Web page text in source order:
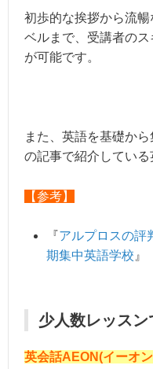
初歩的な挨拶から流
ベルまで、受講者の
が可能です。
また、英語を基礎か
の記事で紹介している
【参考】
『 アルプロスの評
期集中英語学校』
少人数レッス
英会話AEON(イーオ